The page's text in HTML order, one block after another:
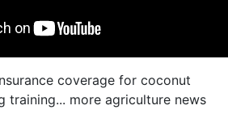
coverage for coconut
training... more agriculture news